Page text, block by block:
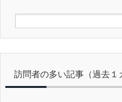
訪問者の多い記事（過去１